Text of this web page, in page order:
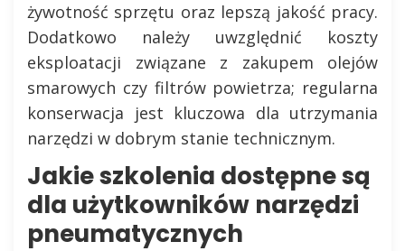
żywotność sprzętu oraz lepszą jakość pracy.
Dodatkowo należy uwzględnić koszty
eksploatacji związane z zakupem olejów
smarowych czy filtrów powietrza; regularna
konserwacja jest kluczowa dla utrzymania
narzędzi w dobrym stanie technicznym.
Jakie szkolenia dostępne są
dla użytkowników narzędzi
pneumatycznych